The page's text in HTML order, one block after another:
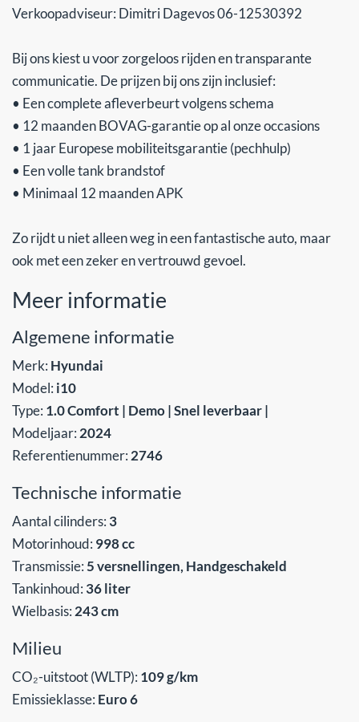
Verkoopadviseur: Dimitri Dagevos 06-12530392
Bij ons kiest u voor zorgeloos rijden en transparante
communicatie. De prijzen bij ons zijn inclusief:
• Een complete afleverbeurt volgens schema
• 12 maanden BOVAG-garantie op al onze occasions
• 1 jaar Europese mobiliteitsgarantie (pechhulp)
• Een volle tank brandstof
• Minimaal 12 maanden APK
Zo rijdt u niet alleen weg in een fantastische auto, maar
ook met een zeker en vertrouwd gevoel.
Meer informatie
Algemene informatie
Merk: Hyundai
Model: i10
Type: 1.0 Comfort | Demo | Snel leverbaar |
Modeljaar: 2024
Referentienummer: 2746
Technische informatie
Aantal cilinders: 3
Motorinhoud: 998 cc
Transmissie:5 versnellingen, Handgeschakeld
Tankinhoud: 36 liter
Wielbasis: 243 cm
Milieu
CO₂-uitstoot (WLTP): 109 g/km
Emissieklasse: Euro 6